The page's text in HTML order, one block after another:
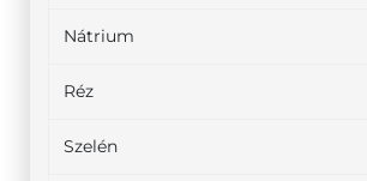
Nátrium
Réz
Szelén